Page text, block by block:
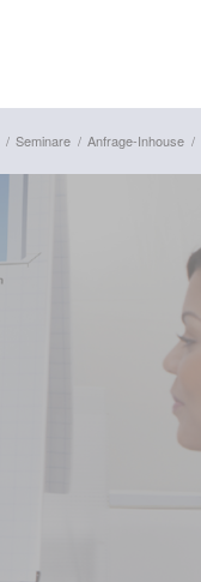
/ Seminare / Anfrage-Inhouse /